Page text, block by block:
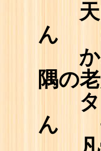
天
ん
か
隅の
タ
ん